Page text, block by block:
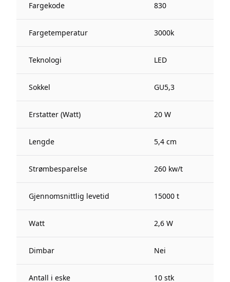
Fargekode 830
Fargetemperatur 3000k
Teknologi LED
Sokkel GU5,3
Erstatter (Watt) 20 W
Lengde 5,4 cm
Strømbesparelse 260 kw/t
Gjennomsnittlig levetid 15000 t
Watt 2,6 W
Dimbar Nei
Antall i eske 10 stk